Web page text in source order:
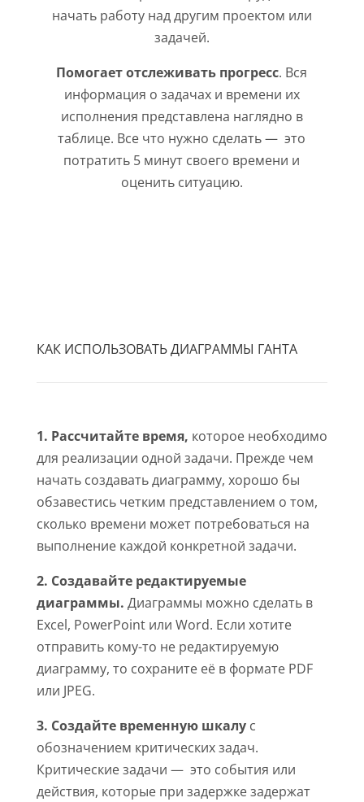
начать работу над другим проектом или
задачей.
Помогает отслеживать прогресс. Вся
информация о задачах и времени их
исполнения представлена наглядно в
таблице. Все что нужно сделать — это
потратить 5 минут своего времени и
оценить ситуацию.
КАК ИСПОЛЬЗОВАТЬ ДИАГРАММЫ ГАНТА
1. Рассчитайте время, которое необходимо
для реализации одной задачи. Прежде чем
начать создавать диаграмму, хорошо бы
обзавестись четким представлением о том,
сколько времени может потребоваться на
выполнение каждой конкретной задачи.
2. Создавайте редактируемые
диаграммы. Диаграммы можно сделать в
Excel, PowerPoint или Word. Если хотите
отправить кому-то не редактируемую
диаграмму, то сохраните её в формате PDF
или JPEG.
3. Создайте временную шкалус
обозначением критических задач.
Критические задачи — это события или
действия, которые при задержке задержат